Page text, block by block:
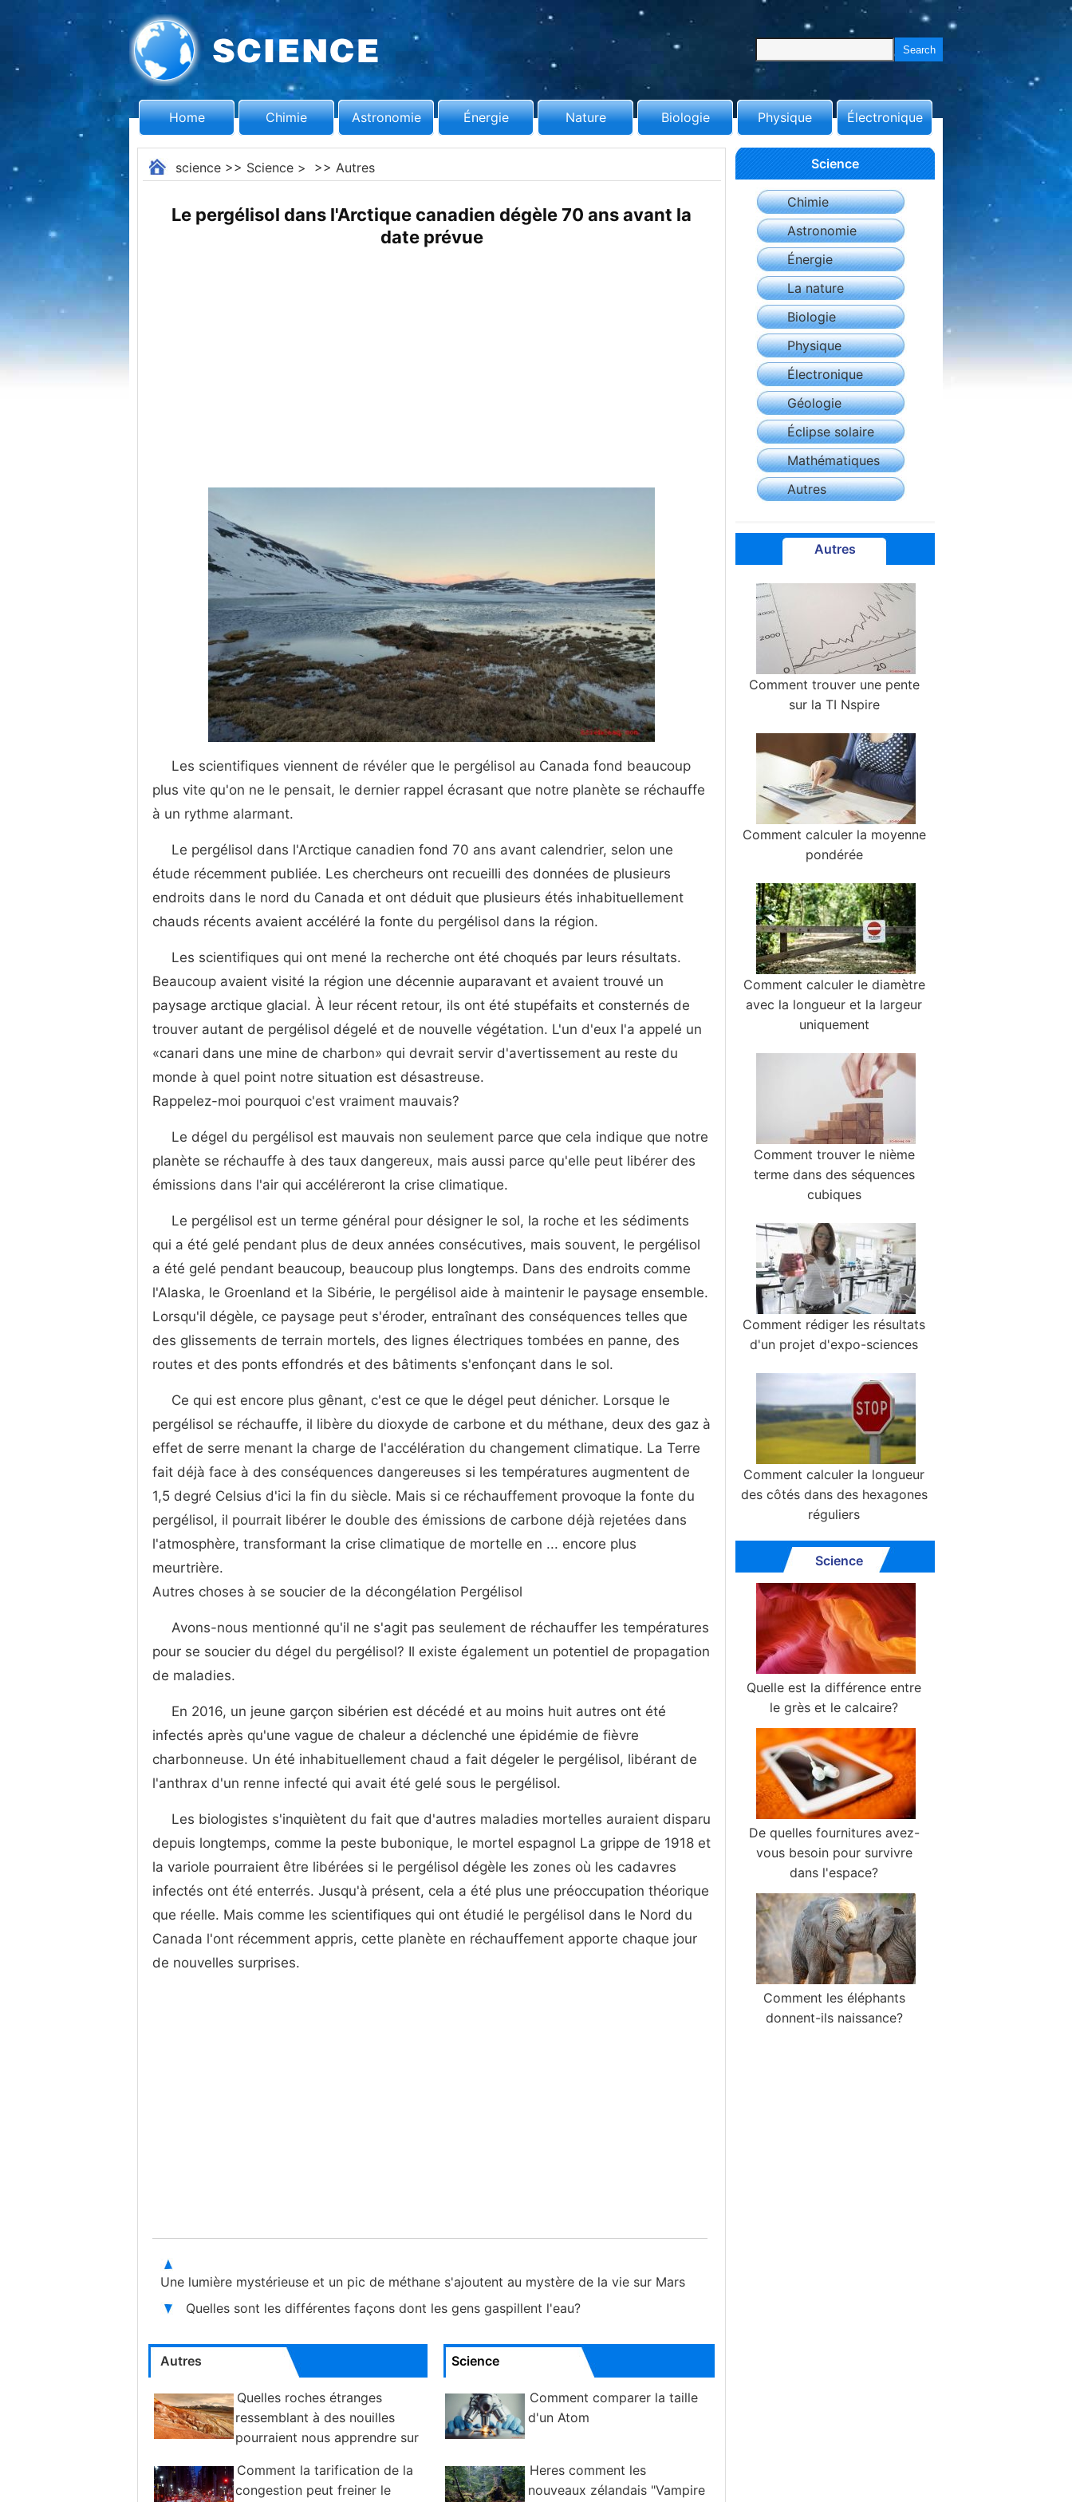
Home Chimie Astronomie Énergie Nature Biologie Physique Électronique
science>> Science> >> Autres
Le pergélisol dans l'Arctique canadien dégèle 70 ans avant la
date prévue
Les scientifiques viennent de révéler que le pergélisol au Canada fond beaucoup
plus vite qu'on ne le pensait, le dernier rappel écrasant que notre planète se réchauffe
à un rythme alarmant.
Le pergélisol dans l'Arctique canadien fond 70 ans avant calendrier, selon une
étude récemment publiée. Les chercheurs ont recueilli des données de plusieurs
endroits dans le nord du Canada et ont déduit que plusieurs étés inhabituellement
chauds récents avaient accéléré la fonte du pergélisol dans la région.
Les scientifiques qui ont mené la recherche ont été choqués par leurs résultats.
Beaucoup avaient visité la région une décennie auparavant et avaient trouvé un
paysage arctique glacial. À leur récent retour, ils ont été stupéfaits et consternés de
trouver autant de pergélisol dégelé et de nouvelle végétation. L'un d'eux l'a appelé un
«canari dans une mine de charbon» qui devrait servir d'avertissement au reste du
monde à quel point notre situation est désastreuse.
Rappelez-moi pourquoi c'est vraiment mauvais?
Le dégel du pergélisol est mauvais non seulement parce que cela indique que notre
planète se réchauffe à des taux dangereux, mais aussi parce qu'elle peut libérer des
émissions dans l'air qui accéléreront la crise climatique.
Le pergélisol est un terme général pour désigner le sol, la roche et les sédiments
qui a été gelé pendant plus de deux années consécutives, mais souvent, le pergélisol
a été gelé pendant beaucoup, beaucoup plus longtemps. Dans des endroits comme
l'Alaska, le Groenland et la Sibérie, le pergélisol aide à maintenir le paysage ensemble.
Lorsqu'il dégèle, ce paysage peut s'éroder, entraînant des conséquences telles que
des glissements de terrain mortels, des lignes électriques tombées en panne, des
routes et des ponts effondrés et des bâtiments s'enfonçant dans le sol.
Ce qui est encore plus gênant, c'est ce que le dégel peut dénicher. Lorsque le
pergélisol se réchauffe, il libère du dioxyde de carbone et du méthane, deux des gaz à
effet de serre menant la charge de l'accélération du changement climatique. La Terre
fait déjà face à des conséquences dangereuses si les températures augmentent de
1,5 degré Celsius d'ici la fin du siècle. Mais si ce réchauffement provoque la fonte du
pergélisol, il pourrait libérer le double des émissions de carbone déjà rejetées dans
l'atmosphère, transformant la crise climatique de mortelle en ... encore plus
meurtrière.
Autres choses à se soucier de la décongélation Pergélisol
Avons-nous mentionné qu'il ne s'agit pas seulement de réchauffer les températures
pour se soucier du dégel du pergélisol? Il existe également un potentiel de propagation
de maladies.
En 2016, un jeune garçon sibérien est décédé et au moins huit autres ont été
infectés après qu'une vague de chaleur a déclenché une épidémie de fièvre
charbonneuse. Un été inhabituellement chaud a fait dégeler le pergélisol, libérant de
l'anthrax d'un renne infecté qui avait été gelé sous le pergélisol.
Les biologistes s'inquiètent du fait que d'autres maladies mortelles auraient disparu
depuis longtemps, comme la peste bubonique, le mortel espagnol La grippe de 1918 et
la variole pourraient être libérées si le pergélisol dégèle les zones où les cadavres
infectés ont été enterrés. Jusqu'à présent, cela a été plus une préoccupation théorique
que réelle. Mais comme les scientifiques qui ont étudié le pergélisol dans le Nord du
Canada l'ont récemment appris, cette planète en réchauffement apporte chaque jour
de nouvelles surprises.
Une lumière mystérieuse et un pic de méthane s'ajoutent au mystère de la vie sur Mars
Quelles sont les différentes façons dont les gens gaspillent l'eau?
Autres
Quelles roches étranges
ressemblant à des nouilles
pourraient nous apprendre sur
Comment la tarification de la
congestion peut freiner le
Science
Comment comparer la taille
d'un Atom
Heres comment les
nouveaux zélandais "Vampire
Science
Chimie
Astronomie
Énergie
La nature
Biologie
Physique
Électronique
Géologie
Éclipse solaire
Mathématiques
Autres
Autres
Comment trouver une pente
sur la TI Nspire
Comment calculer la moyenne
pondérée
Comment calculer le diamètre
avec la longueur et la largeur
uniquement
Comment trouver le nième
terme dans des séquences
cubiques
Comment rédiger les résultats
d'un projet d'expo-sciences
Comment calculer la longueur
des côtés dans des hexagones
réguliers
Science
Quelle est la différence entre
le grès et le calcaire?
De quelles fournitures avez-
vous besoin pour survivre
dans l'espace?
Comment les éléphants
donnent-ils naissance?